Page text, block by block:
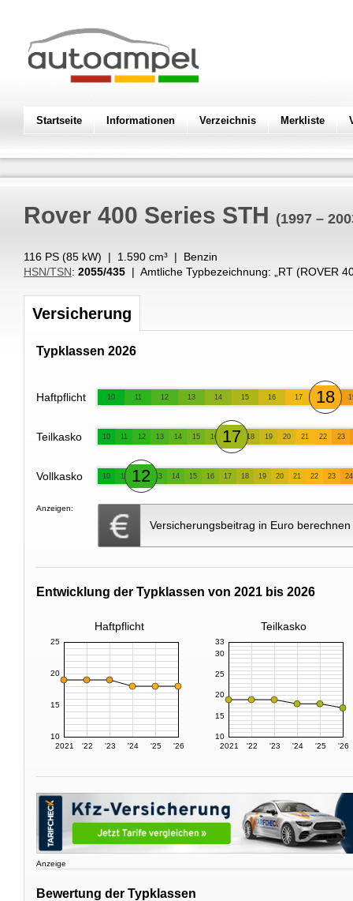
Startseite Informationen Verzeichnis Merkliste
Rover 400 Series STH (1997 –
116 PS (85 kW) | 1.590 cm³ | Benzin
HSN/TSN: 2055/435 | Amtliche Typbezeichnung: „ RT (ROVER
Versicherung
Typklassen 2026
Haftpflicht 10 11 12 13 14 15 16 17 18
Teilkasko 10 11 12 13 14 15 16 17 18 19 20 21 22 23
Vollkasko 10 11 12 13 14 15 16 17 18 19 20 21 22 23 24
Anzeigen:
Versicherungsbeitrag in Euro berechnen
Entwicklung der Typklassen von 2021 bis 2026
Haftpflicht Teilkasko
2021 '22 '23 '24 '25 '26
10
15
20
25
2021 '22 '23 '24 '25 '26
10
15
20
25
30
33
Anzeige
Bewertung der Typklassen